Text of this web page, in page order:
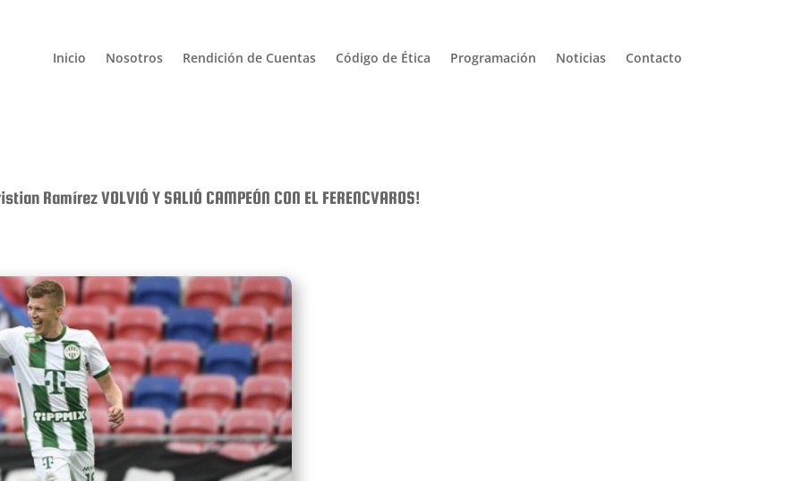
Inicio Nosotros Rendición de Cuentas Código de Ética Programación Noticias Contacto
Ramírez VOLVIÓ Y SALIÓ CAMPEÓN CON EL FERENCVAROS!